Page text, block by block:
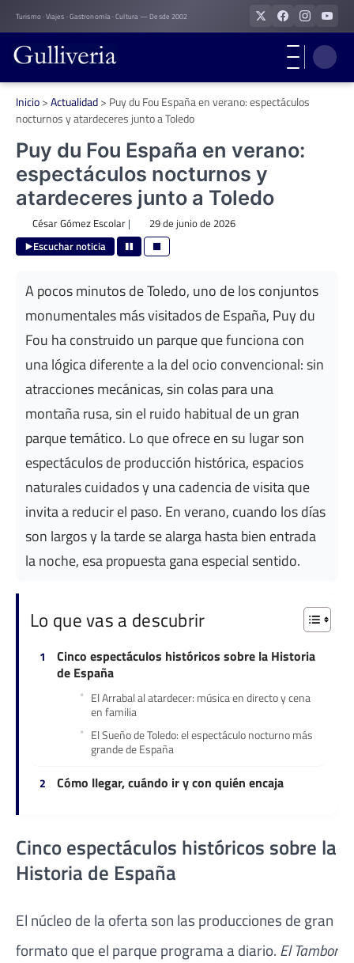
Skip
to
content
Turismo · Viajes · Gastronomía · Cultura — Desde 2002
Inicio>Actualidad> Puy du Fou España en verano: espectáculos
nocturnos y atardeceres junto a Toledo
Puy du Fou España en verano:
espectáculos nocturnos y
atardeceres junto a Toledo
César Gómez Escolar| 29 de junio de 2026
Escuchar noticia
A pocos minutos de Toledo, uno de los conjuntos
monumentales más visitados de España, Puy du
Fou ha construido un parque que funciona con
una lógica diferente a la del ocio convencional: sin
atracciones mecánicas, sin colas para una
montaña rusa, sin el ruido habitual de un gran
parque temático. Lo que ofrece en su lugar son
espectáculos de producción histórica, espacios
naturales cuidados y una cadencia de visita que
invita a reducir el paso. En verano, cuando los días
son largos y la tarde se alarga hasta bien entrada
la noche, esa propuesta gana especial sentido.
Lo que vas a descubrir
Cinco espectáculos históricos sobre la Historia
de España
El Arrabal al atardecer: música en directo y cena
en familia
El Sueño de Toledo: el espectáculo nocturno más
grande de España
Cómo llegar, cuándo ir y con quién encaja
Cinco espectáculos históricos sobre la
Historia de España
El núcleo de la oferta son las producciones de gran
formato que el parque programa a diario. El Tambor